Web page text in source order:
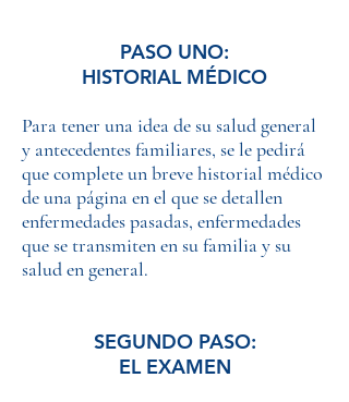
PASO UNO:
HISTORIAL MÉDICO
Para tener una idea de su salud general
y antecedentes familiares, se le pedirá
que complete un breve historial médico
de una página en el que se detallen
enfermedades pasadas, enfermedades
que se transmiten en su familia y su
salud en general.
SEGUNDO PASO:
EL EXAMEN